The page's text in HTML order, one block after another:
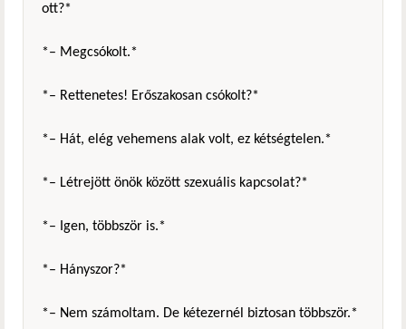
ott?*
*– Megcsókolt.*
*– Rettenetes! Erőszakosan csókolt?*
*– Hát, elég vehemens alak volt, ez kétségtelen.*
*– Létrejött önök között szexuális kapcsolat?*
*– Igen, többször is.*
*– Hányszor?*
*– Nem számoltam. De kétezernél biztosan többször.*